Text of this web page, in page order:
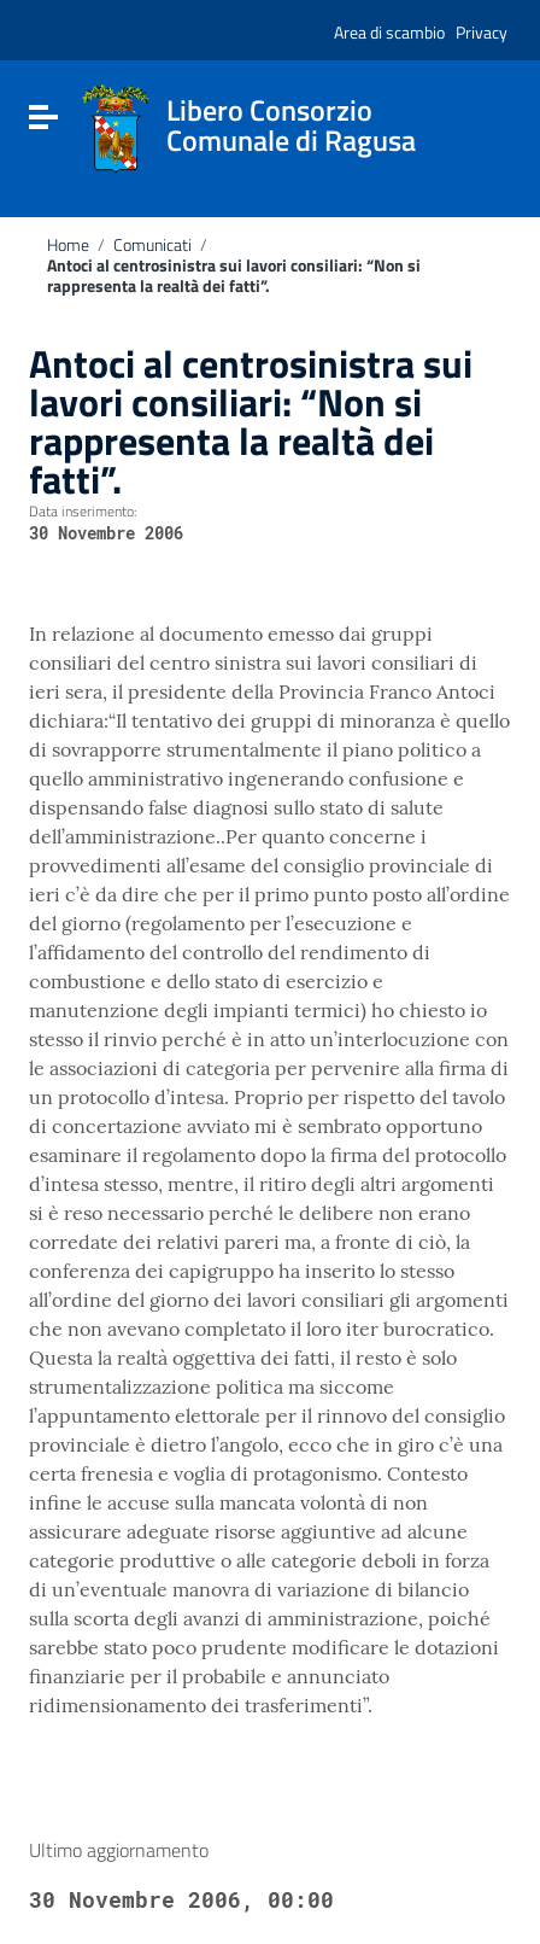
sito
include
Vai al footer
Area di scambio Privacy
Attiva / disattiva la navigazione
Libero Consorzio
Comunale di Ragusa
Home / Comunicati /
Antoci al centrosinistra sui lavori consiliari: “Non si
rappresenta la realtà dei fatti”.
Antoci al centrosinistra sui
lavori consiliari: “Non si
rappresenta la realtà dei
fatti”.
Data inserimento:
30 Novembre 2006
In relazione al documento emesso dai gruppi
consiliari del centro sinistra sui lavori consiliari di
ieri sera, il presidente della Provincia Franco Antoci
dichiara:“Il tentativo dei gruppi di minoranza è quello
di sovrapporre strumentalmente il piano politico a
quello amministrativo ingenerando confusione e
dispensando false diagnosi sullo stato di salute
dell’amministrazione..Per quanto concerne i
provvedimenti all’esame del consiglio provinciale di
ieri c’è da dire che per il primo punto posto all’ordine
del giorno (regolamento per l’esecuzione e
l’affidamento del controllo del rendimento di
combustione e dello stato di esercizio e
manutenzione degli impianti termici) ho chiesto io
stesso il rinvio perché è in atto un’interlocuzione con
le associazioni di categoria per pervenire alla firma di
un protocollo d’intesa. Proprio per rispetto del tavolo
di concertazione avviato mi è sembrato opportuno
esaminare il regolamento dopo la firma del protocollo
d’intesa stesso, mentre, il ritiro degli altri argomenti
si è reso necessario perché le delibere non erano
corredate dei relativi pareri ma, a fronte di ciò, la
conferenza dei capigruppo ha inserito lo stesso
all’ordine del giorno dei lavori consiliari gli argomenti
che non avevano completato il loro iter burocratico.
Questa la realtà oggettiva dei fatti, il resto è solo
strumentalizzazione politica ma siccome
l’appuntamento elettorale per il rinnovo del consiglio
provinciale è dietro l’angolo, ecco che in giro c’è una
certa frenesia e voglia di protagonismo. Contesto
infine le accuse sulla mancata volontà di non
assicurare adeguate risorse aggiuntive ad alcune
categorie produttive o alle categorie deboli in forza
di un’eventuale manovra di variazione di bilancio
sulla scorta degli avanzi di amministrazione, poiché
sarebbe stato poco prudente modificare le dotazioni
finanziarie per il probabile e annunciato
ridimensionamento dei trasferimenti”.
Ultimo aggiornamento
30 Novembre 2006, 00:00